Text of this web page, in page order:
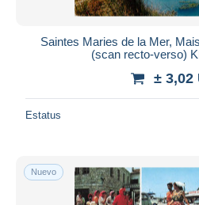
Saintes Maries de la Mer,
(scan recto-verso)
± 3,02
Estatus
Nuevo